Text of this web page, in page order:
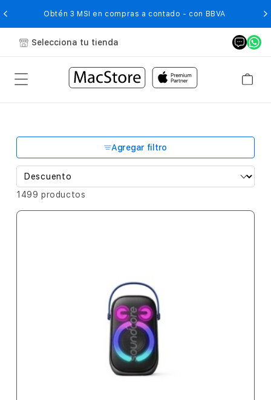
Obtén 3 MSI en compras a contado - con BBVA
Selecciona tu tienda
Agregar filtro
1499 productos